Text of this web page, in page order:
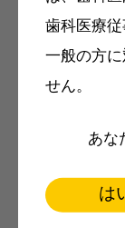
歯科医療従
一般の方
せん。
あな
は